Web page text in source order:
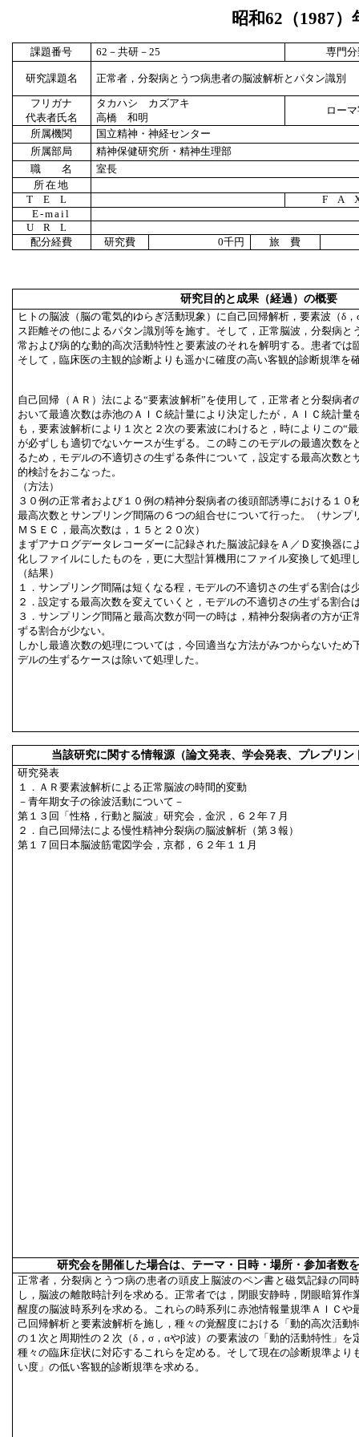
昭和62 （1987）
課題番号 62 －共研－25 専門
研究課題名 正常者，分裂病とうつ病患者の脳波解析とパタン識別
フリガナ
代表者氏名
タカハシ カズアキ
高橋 和明
ロー
所属機関
国立精神・神経センター
所属部局
精神保健研究所・精神生理部
職 名
室長
所在地
TEL
E-mail
URL
配分経費
研究費 0千円 旅 費
研究目的と成果（経過）の概要
ヒトの脳波（脳の電気的ゆらぎ活動現象）に自己回帰解析，要素波（δ
ス距離その他によるパタン識別等を施す。そして，正常脳波，分裂病と
常および病的な動的高次活動特性と要素波のそれを解明する。患者では
そして，臨床医の主観的診断よりも遥かに確度の高い客観的診断規準を
自己回帰（ＡＲ）法による“要素波解析”を使用して，正常者と分裂病者
おいて最適次数は赤池のＡＩＣ統計量により決定したが，ＡＩＣ統計量
も，要素波解析により１次と２次の要素波にわけると，時によりこの“
が必ずしも適切でないケースが生ずる。この時このモデルの最適次数を
るため，モデルの不適切さの生ずる条件について，設定する最高次数と
的検討をおこなった。
（方法）
３０例の正常者および１０例の精神分裂病者の後頭部誘導における１０
最高次数とサンプリング間隔の６つの組合せについて行った。（サンプ
ＭＳＥＣ，最高次数は，１５と２０次）
まずアナログデータレコーダーに記録された脳波記録をＡ／Ｄ変換器に
化しファイルにしたものを，更に大型計算機用にファイル変換して処理
（結果）
１．サンプリング間隔は短くなる程，モデルの不適切さの生ずる割合は
２．設定する最高次数を変えていくと，モデルの不適切さの生ずる割合
３．サンプリング間隔と最高次数が同一の時は，精神分裂病者の方が正
ずる割合が少ない。
しかし最適次数の処理については，今回適当な方法がみつからないため
デルの生ずるケースは除いて処理した。
当該研究に関する情報源（論文発表、学会発表、プレプリン
研究発表
１．ＡＲ要素波解析による正常脳波の時間的変動
－青年期女子の徐波活動について－
第１３回「性格，行動と脳波」研究会，金沢，６２年７月
２．自己回帰法による慢性精神分裂病の脳波解析（第３報）
第１７回日本脳波筋電図学会，京都，６２年１１月
研究会を開催した場合は、テーマ・日時・場所・参加者数
正常者，分裂病とうつ病の患者の頭皮上脳波のペン書と磁気記録の同
し，脳波の離散時計列を求める。正常者では，閉眼安静時，閉眼暗算作
醒度の脳波時系列を求める。これらの時系列に赤池情報量規準ＡＩＣや
己回帰解析と要素波解析を施し，種々の覚醒度における「動的高次活動
の１次と周期性の２次（δ，σ，αやβ波）の要素波の「動的活動特性」を
種々の臨床症状に対応するこれらを定める。そして現在の診断規準より
い度」の低い客観的診断規準を求める。